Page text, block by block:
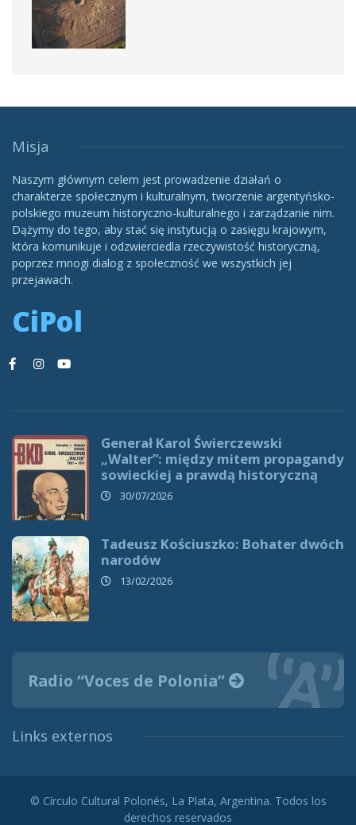
Misja
Naszym głównym celem jest prowadzenie działań o
charakterze społecznym i kulturalnym, tworzenie argentyńsko-
polskiego muzeum historyczno-kulturalnego i zarządzanie nim.
Dążymy do tego, aby stać się instytucją o zasięgu krajowym,
która komunikuje i odzwierciedla rzeczywistość historyczną,
poprzez mnogi dialog z społeczność we wszystkich jej
przejawach.
CiPol
Generał Karol Świerczewski
„Walter”: między mitem propagandy
sowieckiej a prawdą historyczną
30/07/2026
Tadeusz Kościuszko: Bohater dwóch
narodów
13/02/2026
Radio “Voces de Polonia”
Links externos
© Círculo Cultural Polonés, La Plata, Argentina. Todos los
derechos reservados